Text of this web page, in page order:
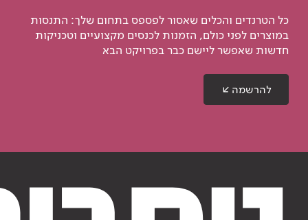
כל הטרנדים והכלים שאסור לפספס בתחום שלך: התנסות
במוצרים לפני כולם, הזמנות לכנסים מקצועיים וטכניקות
חדשות שאפשר ליישם כבר בפרויקט הבא
להרשמה